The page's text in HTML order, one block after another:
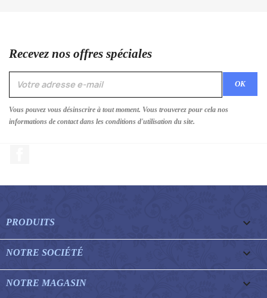
Recevez nos offres spéciales
Vous pouvez vous désinscrire à tout moment. Vous trouverez pour cela nos
informations de contact dans les conditions d'utilisation du site.
PRODUITS 
NOTRE SOCIÉTÉ 
NOTRE MAGASIN 